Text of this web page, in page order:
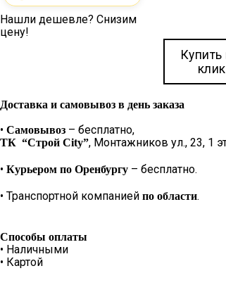
Нашли дешевле? Снизим
цену!
Купить
клик
Доставка и самовывоз в день заказа
• Самовывоз – бесплатно,
ТК “Строй City”, Монтажников ул., 23, 1
• Курьером по Оренбургу – бесплатно.
• Транспортной компанией по области.
Способы оплаты
• Наличными
• Картой